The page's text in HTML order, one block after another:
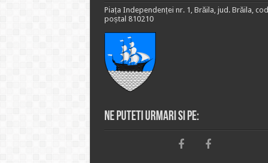
Piața Independenței nr. 1, Brăila, jud. Brăila, cod
poștal 810210
Ne puteti urmari si pe: